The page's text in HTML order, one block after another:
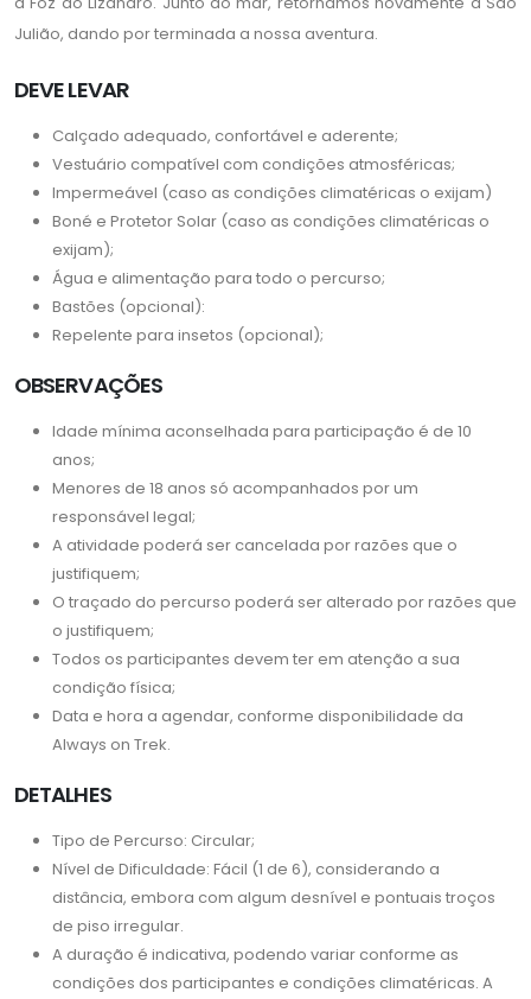
Julião, dando por terminada a nossa aventura.
DEVE LEVAR
Calçado adequado, confortável e aderente;
Vestuário compatível com condições atmosféricas;
Impermeável (caso as condições climatéricas o exijam)
Boné e Protetor Solar (caso as condições climatéricas o
exijam);
Água e alimentação para todo o percurso;
Bastões (opcional):
Repelente para insetos (opcional);
OBSERVAÇÕES
Idade mínima aconselhada para participação é de 10
anos;
Menores de 18 anos só acompanhados por um
responsável legal;
A atividade poderá ser cancelada por razões que o
justifiquem;
O traçado do percurso poderá ser alterado por razões que
o justifiquem;
Todos os participantes devem ter em atenção a sua
condição física;
Data e hora a agendar, conforme disponibilidade da
Always on Trek.
DETALHES
Tipo de Percurso: Circular;
Nível de Dificuldade: Fácil (1 de 6), considerando a
distância, embora com algum desnível e pontuais troços
de piso irregular.
A duração é indicativa, podendo variar conforme as
condições dos participantes e condições climatéricas. A